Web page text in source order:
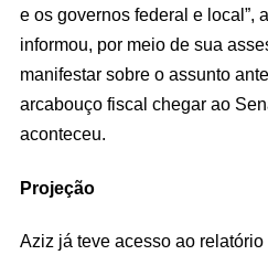
e os governos federal e local”,
informou, por meio de sua
manifestar sobre o assunto
arcabouço fiscal chegar ao
aconteceu.
Projeção
Aziz já teve acesso ao